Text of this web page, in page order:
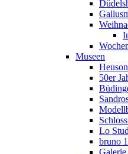
Museen
50er
Lo
bruno